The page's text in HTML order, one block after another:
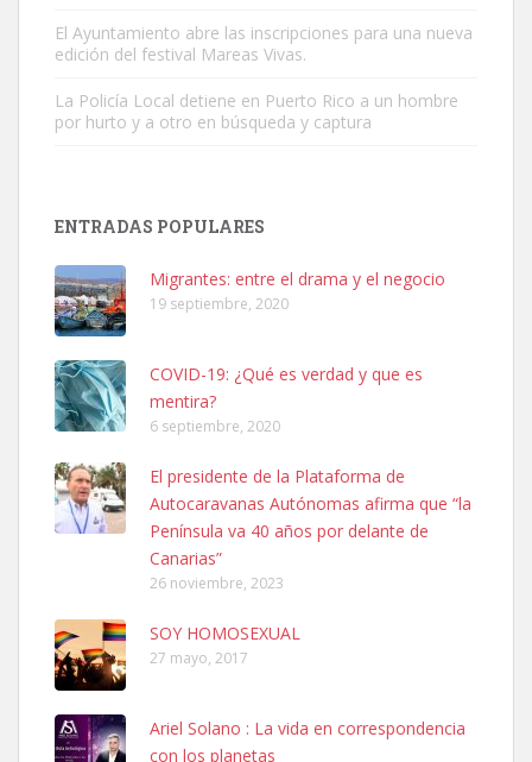
Leales.org » Gran Canaria
9.7.2025
Adopción urgente
hembra, 4 años. Por motivos personales ...
Leales.org » Gran Canaria | 6.7.2025
SHIBA PERDIDO AVDA JOSE MESA Y LOPEZ
PERRO MACHO RAZA SHIBA CON MICROCHIP PERDIDO HOY
06/07/2025 ZONA MESA Y LOPEZ. ES MUY ASUSTADIZO
Leales.org » Gran Canaria | 6.7.2025
El Ayuntamiento abre las inscripciones para una nueva
edición del festival Mareas Vivas.
La Policía Local detiene en Puerto Rico a un hombre
por hurto y a otro en búsqueda y captura
ENTRADAS POPULARES
Migrantes: entre el drama y el negocio
19 septiembre, 2020
COVID-19: ¿Qué es verdad y que es
mentira?
6 septiembre, 2020
El presidente de la Plataforma de
Autocaravanas Autónomas afirma que “la
Península va 40 años por delante de
Canarias”
26 noviembre, 2023
SOY HOMOSEXUAL
27 mayo, 2017
Ariel Solano : La vida en correspondencia
con los planetas